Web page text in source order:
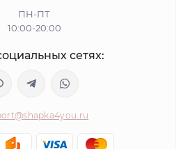
ПН-ПТ
10:00-20:00
сетях: